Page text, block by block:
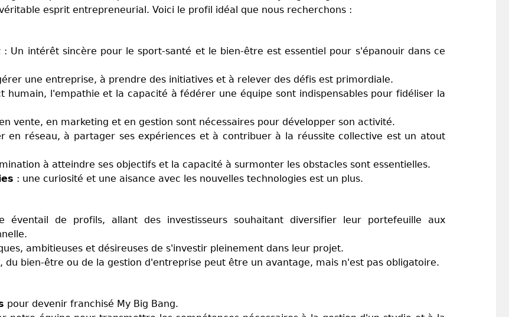
esprit entrepreneurial. Voici le profil idéal que nous recherchons :
: Un intérêt sincère pour le sport-santé et le bien-être est essentiel pour s'épanouir dans ce
une entreprise, à prendre des initiatives et à relever des défis est primordiale.
humain, l'empathie et la capacité à fédérer une équipe sont indispensables pour fidéliser la
vente, en marketing et en gestion sont nécessaires pour développer son activité.
en réseau, à partager ses expériences et à contribuer à la réussite collective est un atout
à atteindre ses objectifs et la capacité à surmonter les obstacles sont essentielles.
: une curiosité et une aisance avec les nouvelles technologies est un plus.
de profils, allant des investisseurs souhaitant diversifier leur portefeuille aux
ambitieuses et désireuses de s'investir pleinement dans leur projet.
du bien-être ou de la gestion d'entreprise peut être un avantage, mais n'est pas obligatoire.
pour devenir franchisé My Big Bang.